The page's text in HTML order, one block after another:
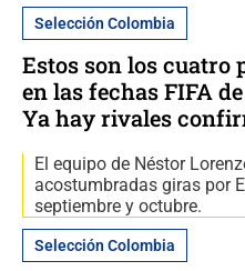
Selección Colombia
Estos son los cuatro
en las fechas FIFA
Ya hay rivales
El equipo de Néstor
acostumbradas giras por
septiembre y octubre.
Selección Colombia